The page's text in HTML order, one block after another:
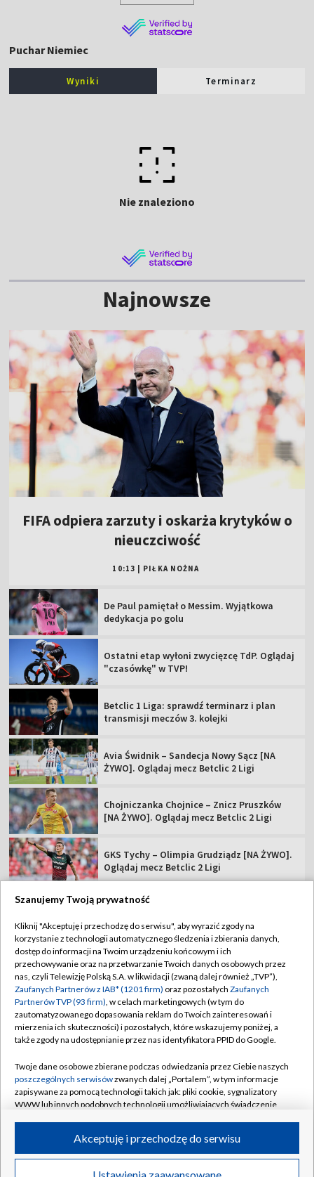
Puchar Niemiec
Wyniki Terminarz
Nie znaleziono
Najnowsze
FIFA odpiera zarzuty i oskarża krytyków o
nieuczciwość
10:13 PIŁKA NOŻNA
De Paul pamiętał o Messim. Wyjątkowa
dedykacja po golu
Ostatni etap wyłoni zwycięzcę TdP. Oglądaj
"czasówkę" w TVP!
Betclic 1 Liga: sprawdź terminarz i plan
transmisji meczów 3. kolejki
Avia Świdnik – Sandecja Nowy Sącz [NA
ŻYWO]. Oglądaj mecz Betclic 2 Ligi
Chojniczanka Chojnice – Znicz Pruszków
[NA ŻYWO]. Oglądaj mecz Betclic 2 Ligi
GKS Tychy – Olimpia Grudziądz [NA ŻYWO].
Oglądaj mecz Betclic 2 Ligi
TVP
Abonament TVP
Sklep TVP
Biuro Reklamy
Oferta Handlowa
Emisja w TVP
Rada Programowa
Ogłoszenia przetargowe
Akademia Telewizyjna
Regulamin TVP
Polityka prywatności
Moje zgody
Biuro reklamy
Kanały
©2026 Telewizja Polska Spółka Akcyjna w likwidacji
Szanujemy Twoją prywatność
Kliknij "Akceptuję i przechodzę do serwisu", aby wyrazić zgody na
korzystanie z technologii automatycznego śledzenia i zbierania danych,
dostęp do informacji na Twoim urządzeniu końcowym i ich
przechowywanie oraz na przetwarzanie Twoich danych osobowych przez
nas, czyli Telewizję Polską S.A. w likwidacji (zwaną dalej również „TVP”),
Zaufanych Partnerów z IAB* (1201 firm) oraz pozostałych Zaufanych
Partnerów TVP (93 firm), w celach marketingowych (w tym do
zautomatyzowanego dopasowania reklam do Twoich zainteresowań i
mierzenia ich skuteczności) i pozostałych, które wskazujemy poniżej, a
także zgody na udostępnianie przez nas identyfikatora PPID do Google.
Twoje dane osobowe zbierane podczas odwiedzania przez Ciebie naszych
poszczególnych serwisówzwanych dalej „Portalem”, w tym informacje
zapisywane za pomocą technologii takich jak: pliki cookie, sygnalizatory
WWW lub innych podobnych technologii umożliwiających świadczenie
ruchu w Internecie.
Twoje dane osobowe zbierane podczas odwiedzania przez Ciebie
Akceptuję i przechodzę do serwisu